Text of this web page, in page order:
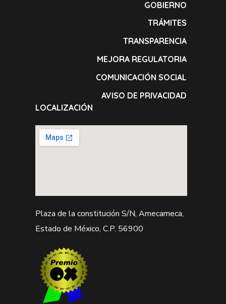
GOBIERNO
TRÁMITES
TRANSPARENCIA
MEJORA REGULATORIA
COMUNICACIÓN SOCIAL
AVISO DE PRIVACIDAD
LOCALIZACIÓN
Plaza de la constitución S/N, Amecameca,
Estado de México, C.P. 56900